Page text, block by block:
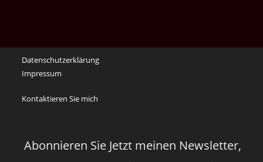
an
die
Corona
Zeiten
Datenschutzerklärung
Impressum
Kontaktieren Sie mich
Abonnieren Sie Jetzt meinen Newsletter,